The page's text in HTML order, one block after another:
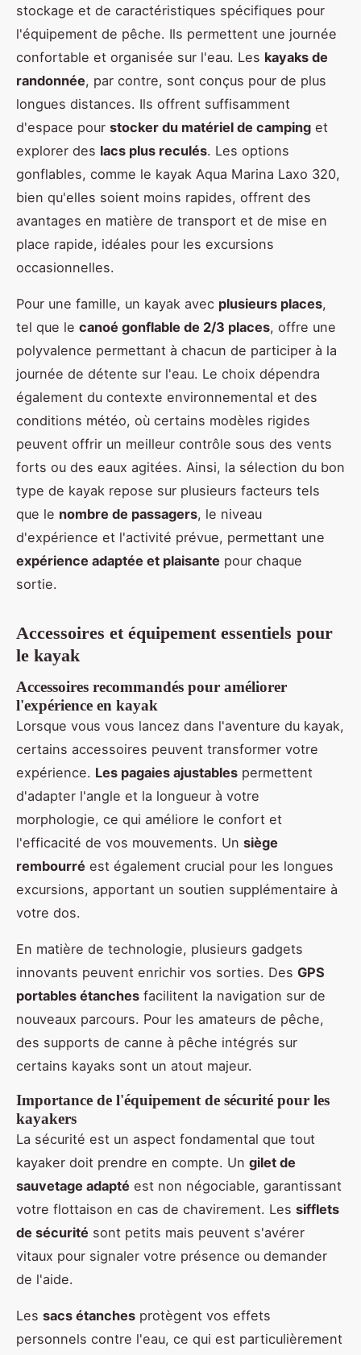
stockage et de caractéristiques spécifiques pour
l'équipement de pêche. Ils permettent une journée
confortable et organisée sur l'eau. Les kayaks de
randonnée, par contre, sont conçus pour de plus
longues distances. Ils offrent suffisamment
d'espace pour stocker du matériel de camping et
explorer des lacs plus reculés. Les options
gonflables, comme le kayak Aqua Marina Laxo 320,
bien qu'elles soient moins rapides, offrent des
avantages en matière de transport et de mise en
place rapide, idéales pour les excursions
occasionnelles.
Pour une famille, un kayak avec plusieurs places,
tel que le canoé gonflable de 2/3 places, offre une
polyvalence permettant à chacun de participer à la
journée de détente sur l'eau. Le choix dépendra
également du contexte environnemental et des
conditions météo, où certains modèles rigides
peuvent offrir un meilleur contrôle sous des vents
forts ou des eaux agitées. Ainsi, la sélection du bon
type de kayak repose sur plusieurs facteurs tels
que le nombre de passagers, le niveau
d'expérience et l'activité prévue, permettant une
expérience adaptée et plaisante pour chaque
sortie.
Accessoires et équipement essentiels pour
le kayak
Accessoires recommandés pour améliorer
l'expérience en kayak
Lorsque vous vous lancez dans l'aventure du kayak,
certains accessoires peuvent transformer votre
expérience. Les pagaies ajustables permettent
d'adapter l'angle et la longueur à votre
morphologie, ce qui améliore le confort et
l'efficacité de vos mouvements. Un siège
rembourré est également crucial pour les longues
excursions, apportant un soutien supplémentaire à
votre dos.
En matière de technologie, plusieurs gadgets
innovants peuvent enrichir vos sorties. Des GPS
portables étanches facilitent la navigation sur de
nouveaux parcours. Pour les amateurs de pêche,
des supports de canne à pêche intégrés sur
certains kayaks sont un atout majeur.
Importance de l'équipement de sécurité pour les
kayakers
La sécurité est un aspect fondamental que tout
kayaker doit prendre en compte. Un gilet de
sauvetage adapté est non négociable, garantissant
votre flottaison en cas de chavirement. Les sifflets
de sécurité sont petits mais peuvent s'avérer
vitaux pour signaler votre présence ou demander
de l'aide.
Les sacs étanches protègent vos effets
personnels contre l'eau, ce qui est particulièrement